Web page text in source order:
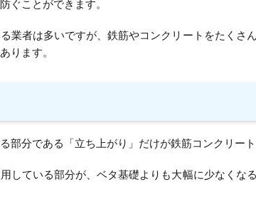
ぐことができます。
業者は多いですが、鉄筋やコンクリートをたくさ
ります。
部分である「立ち上がり」だけが鉄筋コンクリー
している部分が、ベタ基礎よりも大幅に少なくな